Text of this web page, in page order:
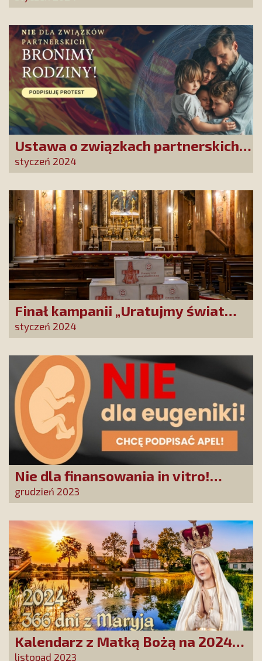
Ustawa o związkach partnerskich
to początek antyrodzinnej lawiny
zmian. Nie pozwólmy jej uruchomić!
styczeń 2024
Finał kampanii „Uratujmy świat
przed straszliwą karą!”
styczeń 2024
Nie dla finansowania in vitro!
Petycja do Prezydenta RP
grudzień 2023
Kalendarz z Matką Bożą na 2024
listopad 2023